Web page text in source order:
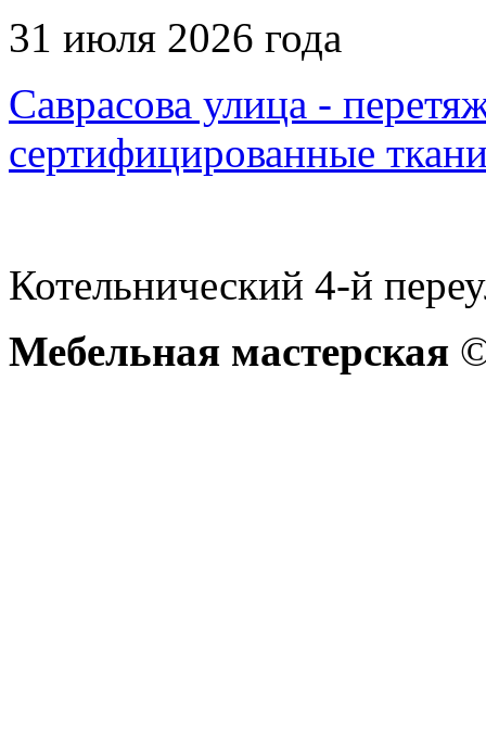
31 июля 2026 года
Саврасова улица -
сертифицированные
Котельнический 4-й
Мебельная мастерская